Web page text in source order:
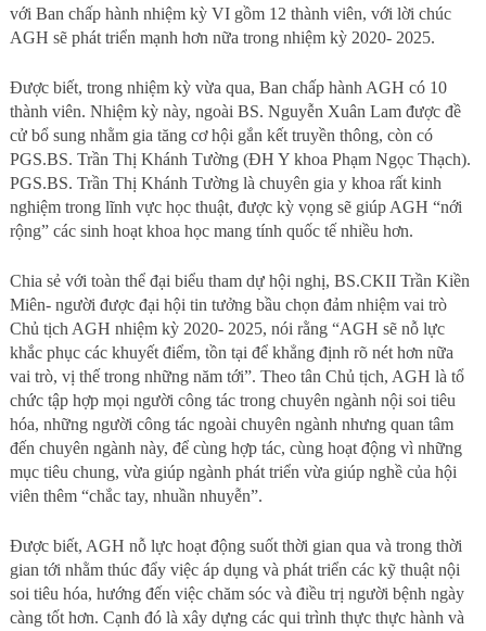
với Ban chấp hành nhiệm kỳ VI gồm 12 thành viên, với lời chúc
AGH sẽ phát triển mạnh hơn nữa trong nhiệm kỳ 2020- 2025.
Được biết, trong nhiệm kỳ vừa qua, Ban chấp hành AGH có 10
thành viên. Nhiệm kỳ này, ngoài BS. Nguyễn Xuân Lam được đề
cử bổ sung nhằm gia tăng cơ hội gắn kết truyền thông, còn có
PGS.BS. Trần Thị Khánh Tường (ĐH Y khoa Phạm Ngọc Thạch).
PGS.BS. Trần Thị Khánh Tường là chuyên gia y khoa rất kinh
nghiệm trong lĩnh vực học thuật, được kỳ vọng sẽ giúp AGH “nới
rộng” các sinh hoạt khoa học mang tính quốc tế nhiều hơn.
Chia sẻ với toàn thể đại biểu tham dự hội nghị, BS.CKII Trần Kiền
Miên- người được đại hội tin tưởng bầu chọn đảm nhiệm vai trò
Chủ tịch AGH nhiệm kỳ 2020- 2025, nói rằng “AGH sẽ nỗ lực
khắc phục các khuyết điểm, tồn tại để khẳng định rõ nét hơn nữa
vai trò, vị thế trong những năm tới”. Theo tân Chủ tịch, AGH là tổ
chức tập hợp mọi người công tác trong chuyên ngành nội soi tiêu
hóa, những người công tác ngoài chuyên ngành nhưng quan tâm
đến chuyên ngành này, để cùng hợp tác, cùng hoạt động vì những
mục tiêu chung, vừa giúp ngành phát triển vừa giúp nghề của hội
viên thêm “chắc tay, nhuần nhuyễn”.
Được biết, AGH nỗ lực hoạt động suốt thời gian qua và trong thời
gian tới nhằm thúc đẩy việc áp dụng và phát triển các kỹ thuật nội
soi tiêu hóa, hướng đến việc chăm sóc và điều trị người bệnh ngày
càng tốt hơn. Cạnh đó là xây dựng các qui trình thực thực hành và